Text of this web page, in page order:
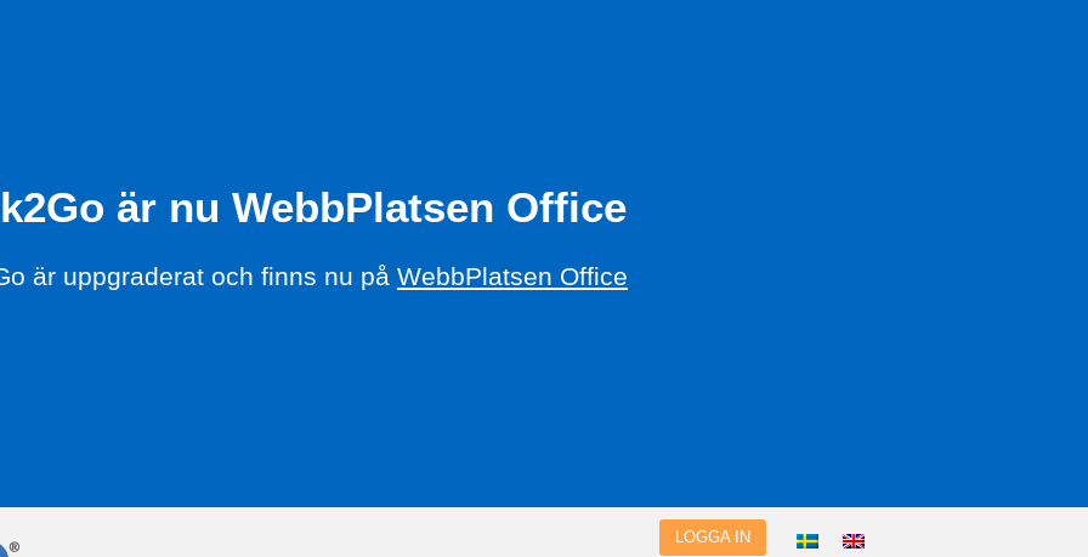
är nu WebbPlatsen Office
är uppgraderat och finns nu på WebbPlatsen Office
LOGGA IN